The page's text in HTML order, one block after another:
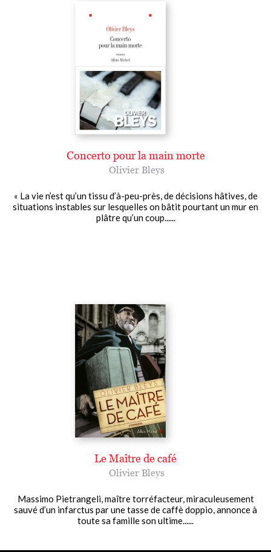
Concerto pour la main morte
Olivier Bleys
« La vie n’est qu’un tissu d’à-peu-près, de décisions hâtives, de
situations instables sur lesquelles on bâtit pourtant un mur en
plâtre qu’un coup......
Le Maître de café
Olivier Bleys
Massimo Pietrangeli, maître torréfacteur, miraculeusement
sauvé d’un infarctus par une tasse de caffè doppio, annonce à
toute sa famille son ultime......